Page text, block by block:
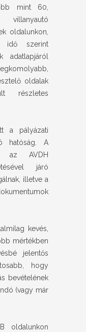
mint 60,
villanyautó
oldalunkon,
idő szerint
adatlapjáról
oldalak
részletes
a pályázati
hatóság. A
az AVDH
járó
illetve a
kevés,
mértékben
jelentős
hogy
bevételének
(vagy már
oldalunkon